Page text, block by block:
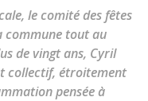
le comité des fêtes
commune tout au
de vingt ans, Cyril
collectif, étroitement
pensée à